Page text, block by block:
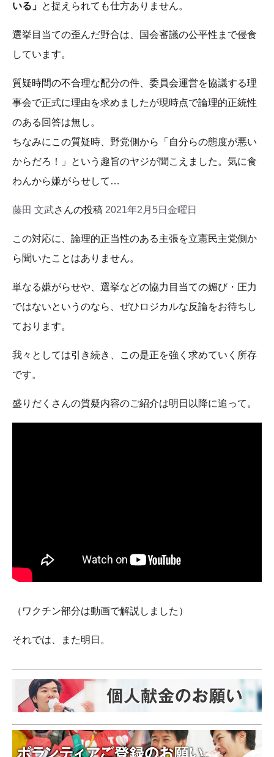
いる」 と捉えられても仕方ありません。
選挙目当ての歪んだ野合は、国会審議の公平性まで侵食
しています。
質疑時間の不合理な配分の件、委員会運営を協議する理
事会で正式に理由を求めましたが現時点で論理的正統性
のある回答は無し。
ちなみにこの質疑時、野党側から「自分らの態度が悪い
からだろ！」という趣旨のヤジが聞こえました。気に食
わんから嫌がらせして…
藤田 文武さんの投稿 2021年2月5日金曜日
この対応に、論理的正当性のある主張を立憲民主党側か
ら聞いたことはありません。
単なる嫌がらせや、選挙などの協力目当ての媚び・圧力
ではないというのなら、ぜひロジカルな反論をお待ちし
ております。
我々としては引き続き、この是正を強く求めていく所存
です。
盛りだくさんの質疑内容のご紹介は明日以降に追って。
（ワクチン部分は動画で解説しました）
それでは、また明日。